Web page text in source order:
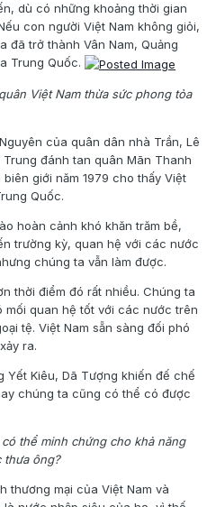
dù có những khoảng thời gian
con người Việt Nam không giỏi,
đã trở thành Vân Nam, Quảng
Trung Quốc.
Việt Nam thừa sức phong tỏa
của quân dân nhà Trần, Lê
đánh tan quân Mãn Thanh
giới năm 1979 cho thấy Việt
Quốc.
hoàn cảnh khó khăn trăm bề,
trường kỳ, quan hệ với các nước
chúng ta vẫn làm được.
thời điểm đó rất nhiều. Chúng ta
mối quan hệ tốt với các nước trên
tệ. Việt Nam sẵn sàng đối phó
ra.
Kiêu, Dã Tượng khiến đế chế
chúng ta cũng có thể có được
thể minh chứng cho khả năng
thưa ông?
thương mại của Việt Nam và